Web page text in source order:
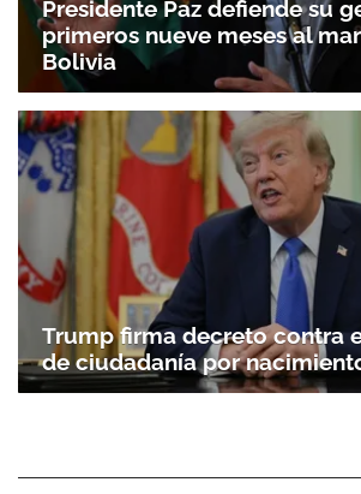
Presidente Paz defiende su
primeros nueve meses al
Bolivia
Trump firma decreto contra
de ciudadanía por